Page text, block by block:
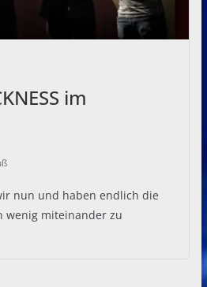
im
nun und haben endlich die
wenig miteinander zu